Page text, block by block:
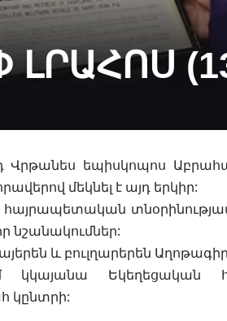
Վրթանես եպիսկոպոս
մեկնել է այդ երկիր:
հայրապետական
նշանակումներ:
և բուլղարերեն
կկայանա Եկեղեցական